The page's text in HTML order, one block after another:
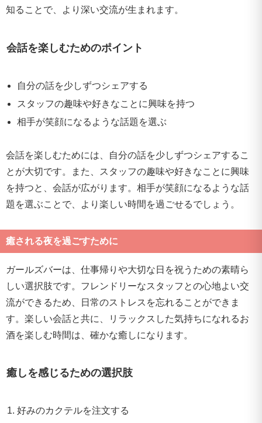
知ることで、より深い交流が生まれます。
会話を楽しむためのポイント
自分の話を少しずつシェアする
スタッフの趣味や好きなことに興味を持つ
相手が笑顔になるような話題を選ぶ
会話を楽しむためには、自分の話を少しずつシェアするこ
とが大切です。また、スタッフの趣味や好きなことに興味
を持つと、会話が広がります。相手が笑顔になるような話
題を選ぶことで、より楽しい時間を過ごせるでしょう。
癒される夜を過ごすために
ガールズバーは、仕事帰りや大切な日を祝うための素晴ら
しい選択肢です。フレンドリーなスタッフとの心地よい交
流ができるため、日常のストレスを忘れることができま
す。楽しい会話と共に、リラックスした気持ちになれるお
酒を楽しむ時間は、確かな癒しになります。
癒しを感じるための選択肢
好みのカクテルを注文する